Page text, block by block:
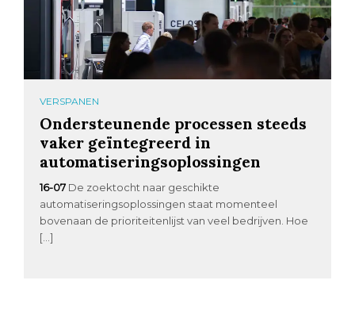
VERSPANEN
Ondersteunende processen steeds
vaker geïntegreerd in
automatiseringsoplossingen
16-07 De zoektocht naar geschikte
automatiseringsoplossingen staat momenteel
bovenaan de prioriteitenlijst van veel bedrijven. Hoe
[…]